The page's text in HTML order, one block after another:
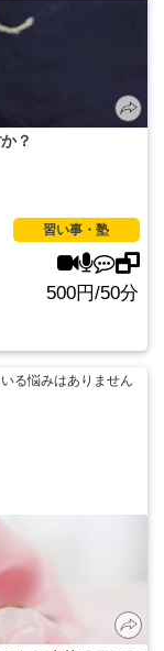
？
習い事・塾
500円/50分
る悩みはありません